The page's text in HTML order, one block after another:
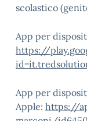
scolastico
App per
https://
App per
Apple: https://